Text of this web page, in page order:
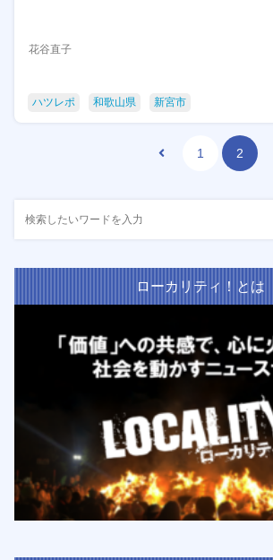
花谷直子
ハツレポ 和歌山県 新宮市
1 2
ローカリティ！とは